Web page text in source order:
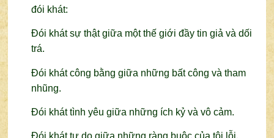
đói khát:
Đói khát sự thật giữa một thế giới đầy tin giả và dối
trá.
Đói khát công bằng giữa những bất công và tham
nhũng.
Đói khát tình yêu giữa những ích kỷ và vô cảm.